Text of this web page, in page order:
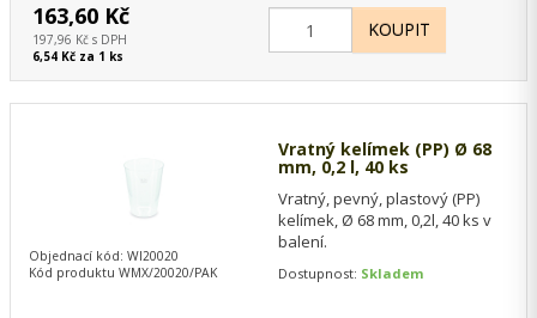
163,60 Kč
197,96 Kč s DPH
6,54 Kč za 1 ks
Vratný kelímek (PP) Ø 68
mm, 0,2 l, 40 ks
Vratný, pevný, plastový (PP)
kelímek, Ø 68 mm, 0,2l, 40 ks v
balení.
Dostupnost: Skladem
Objednací kód: WI20020
Kód produktu WMX/20020/PAK